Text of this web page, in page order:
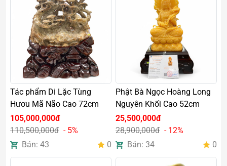
Tác phẩm Di Lặc Tùng
Hươu Mã Não Cao 72cm
105,000,000đ
110,500,000đ - 5%
Bán: 43
0
Phật Bà Ngọc Hoàng Long
Nguyên Khối Cao 52cm
25,500,000đ
28,900,000đ - 12%
Bán: 34
0